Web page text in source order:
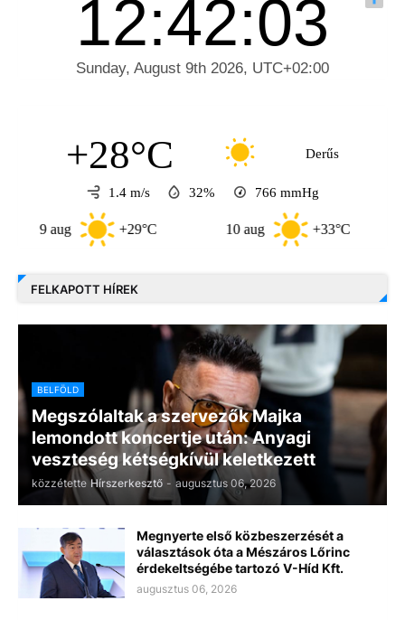
+28°C Derűs
1.4 m/s 32% 766 mmHg
+29°C +33°C
FELKAPOTT HÍREK
BELFÖLD
Megszólaltak a szervezők Majka
lemondott koncertje után: Anyagi
veszteség kétségkívül keletkezett
közzétette Hírszerkesztő - augusztus 06, 2026
Megnyerte első közbeszerzését a
választások óta a Mészáros Lőrinc
érdekeltségébe tartozó V-Híd Kft.
augusztus 06, 2026